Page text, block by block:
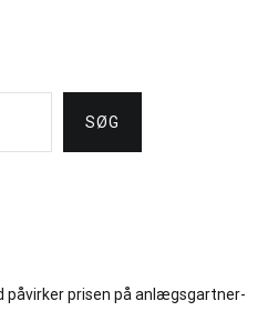
SØG
påvirker prisen på anlægsgartner-